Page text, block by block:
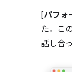
[パフォ
た。こ
話し合